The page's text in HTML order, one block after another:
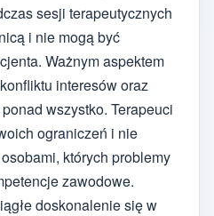
sesji terapeutycznych
i nie mogą być
Ważnym aspektem
interesów oraz
wszystko. Terapeuci
ograniczeń i nie
których problemy
zawodowe.
doskonalenie się w